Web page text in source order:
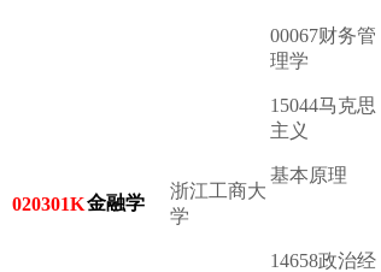
020301K金融学
浙江工商大
学
00067财务管
理学
15044马克思
主义
基本原理
14658政治经